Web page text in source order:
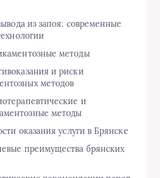
из запоя: современные
методы
и риски
методов
и
методы
оказания услуги в Брянске
преимущества брянских